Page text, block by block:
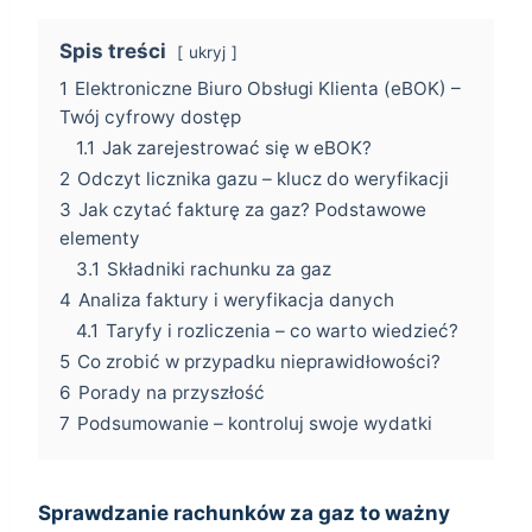
Spis treści ukryj
1 Elektroniczne Biuro Obsługi Klienta (eBOK) –
Twój cyfrowy dostęp
1.1 Jak zarejestrować się w eBOK?
2 Odczyt licznika gazu – klucz do weryfikacji
3 Jak czytać fakturę za gaz? Podstawowe
elementy
3.1 Składniki rachunku za gaz
4 Analiza faktury i weryfikacja danych
4.1 Taryfy i rozliczenia – co warto wiedzieć?
5 Co zrobić w przypadku nieprawidłowości?
6 Porady na przyszłość
7 Podsumowanie – kontroluj swoje wydatki
Sprawdzanie rachunków za gaz to ważny